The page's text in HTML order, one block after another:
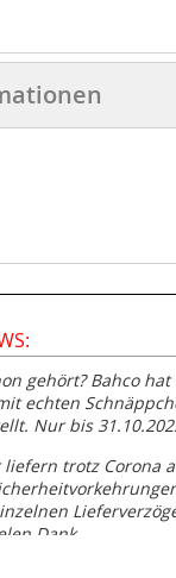
gehört? Bahco
echten
Nur bis
liefern trotz Corona
Dank.